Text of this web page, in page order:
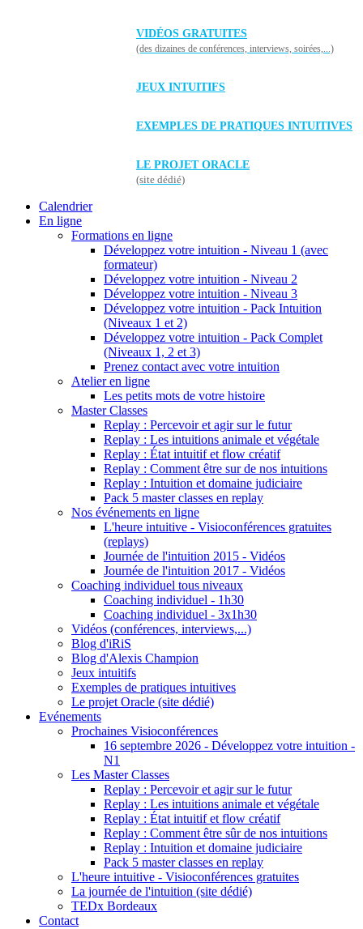
VIDÉOS GRATUITES
(des dizaines de conférences, interviews, soirées,...)
JEUX INTUITIFS
EXEMPLES DE PRATIQUES INTUITIVES
LE PROJET ORACLE
(site dédié)
Calendrier
En ligne
Formations en ligne
Développez votre intuition - Niveau 1 (avec
formateur)
Développez votre intuition - Niveau 2
Développez votre intuition - Niveau 3
Développez votre intuition - Pack Intuition
(Niveaux 1 et 2)
Développez votre intuition - Pack Complet
(Niveaux 1, 2 et 3)
Prenez contact avec votre intuition
Atelier en ligne
Les petits mots de votre histoire
Master Classes
Replay : Percevoir et agir sur le futur
Replay : Les intuitions animale et végétale
Replay : État intuitif et flow créatif
Replay : Comment être sur de nos intuitions
Replay : Intuition et domaine judiciaire
Pack 5 master classes en replay
Nos événements en ligne
L'heure intuitive - Visioconférences gratuites
(replays)
Journée de l'intuition 2015 - Vidéos
Journée de l'intuition 2017 - Vidéos
Coaching individuel tous niveaux
Coaching individuel - 1h30
Coaching individuel - 3x1h30
Vidéos (conférences, interviews,...)
Blog d'iRiS
Blog d'Alexis Champion
Jeux intuitifs
Exemples de pratiques intuitives
Le projet Oracle (site dédié)
Evénements
Prochaines Visioconférences
16 septembre 2026 - Développez votre intuition -
N1
Les Master Classes
Replay : Percevoir et agir sur le futur
Replay : Les intuitions animale et végétale
Replay : État intuitif et flow créatif
Replay : Comment être sûr de nos intuitions
Replay : Intuition et domaine judiciaire
Pack 5 master classes en replay
L'heure intuitive - Visioconférences gratuites
La journée de l'intuition (site dédié)
TEDx Bordeaux
Contact